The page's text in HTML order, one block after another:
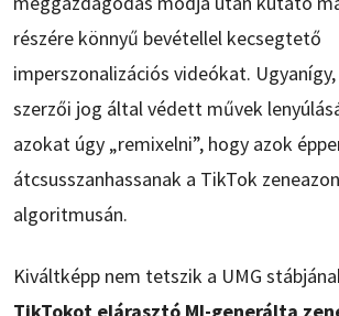
részére könnyű bevétellel kecsegtető
imperszonalizációs videókat.
szerzői jog által védett művek
azokat úgy „remixelni”, hogy azok
átcsusszanhassanak a TikTok
algoritmusán.
Kiváltképp nem tetszik a UMG